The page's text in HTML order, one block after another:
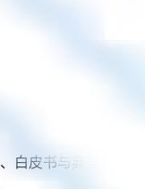
皮书与典型场景